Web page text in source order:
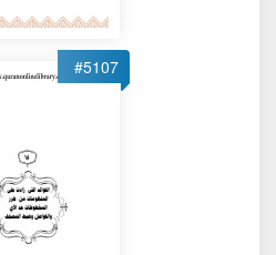
#5107